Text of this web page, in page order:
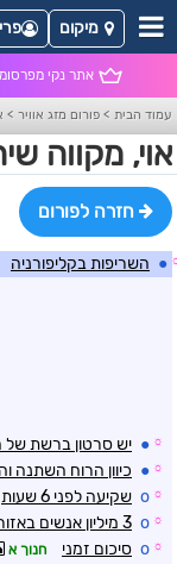
אתר נקי
מיקום
עמוד הבית > פורום מזג אוויר >
אוי, מקווה
חזרה לפורום
● השריפות בקליפורניה
☼
● יש סרטון ברשת של
☼
● כיוון הרוח השתנה
☼
o שקיעה לפני 6 שעות
☼
o 3 מיליון אנשים באזור לוס אנגלס ללא חשמל כבר שעות
☼
o סיכום זמני חנוך א